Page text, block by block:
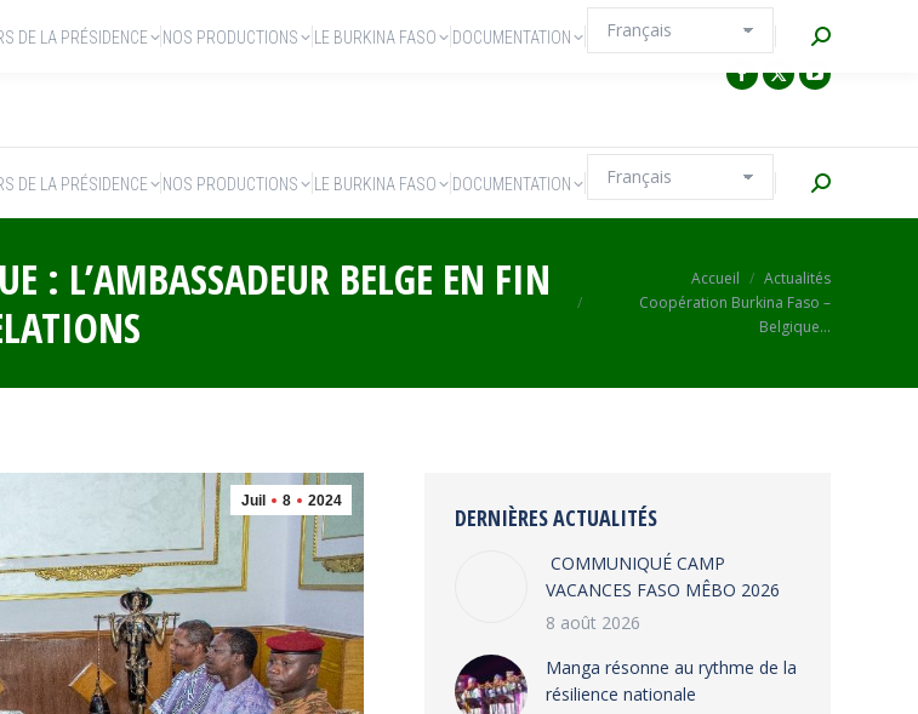
DE LA PRÉSIDENCE NOS PRODUCTIONS LE BURKINA FASO DOCUMENTATION Recherche
: L’AMBASSADEUR BELGE EN FIN
Accueil
Actualités
Coopération Burkina Faso –
Belgique…
Juil 8 2024
DERNIÈRES ACTUALITÉS
COMMUNIQUÉ CAMP
VACANCES FASO MÊBO 2026
8 août 2026
Manga résonne au rythme de la
résilience nationale
DE LA PRÉSIDENCE NOS PRODUCTIONS LE BURKINA FASO DOCUMENTATION Recherche